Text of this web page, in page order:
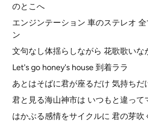
のとこへ
エンジンテーション 車のステレオ
ン
文句なし体揺らしながら 花歌歌いな
Let's go honey's house 到着ララ
あとはそばに君が座るだけ 気持ちだ
君と見る海山神市は いつもと違って
はかぶる感情をサイクルに 君の芽吹